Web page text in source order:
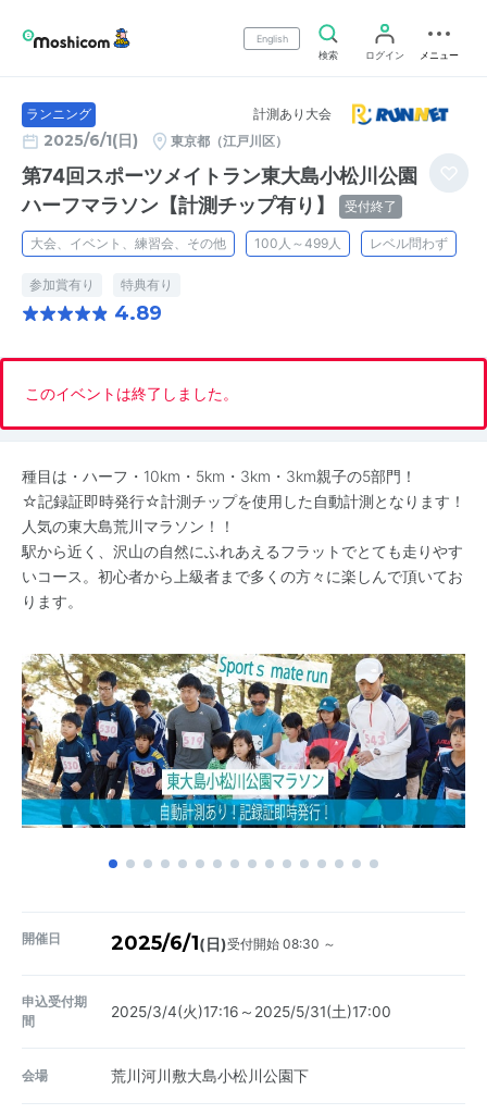
English
検索
ログイン メニュー
ランニング 計測あり大会
2025/6/1(日) 東京都（江戸川区）
第74回スポーツメイトラン東大島小松川公園
ハーフマラソン【計測チップ有り】
受付終了
大会、イベント、練習会、その他 100人～499人 レベル問わず
参加賞有り 特典有り
4.89
このイベントは終了しました。
種目は・ハーフ・10km・5km・3km・3km親子の5部門！
☆記録証即時発行☆計測チップを使用した自動計測となります！
人気の東大島荒川マラソン！！
駅から近く、沢山の自然にふれあえるフラットでとても走りやす
いコース。初心者から上級者まで多くの方々に楽しんで頂いてお
ります。
開催日 2025/6/1(日)受付開始 08:30 ～
申込受付期
間
2025/3/4(火)17:16～2025/5/31(土)17:00
会場 荒川河川敷大島小松川公園下